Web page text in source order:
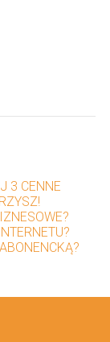
3 CENNE